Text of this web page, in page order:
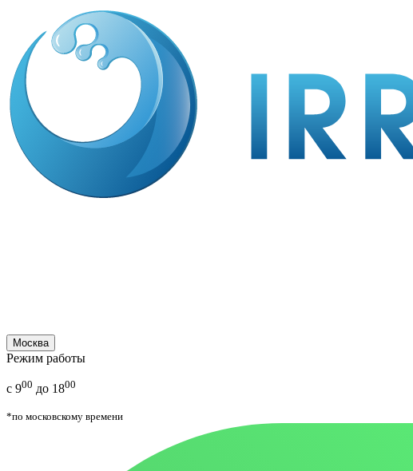
Москва
Режим работы
с 900 до 1800
*по московскому времени